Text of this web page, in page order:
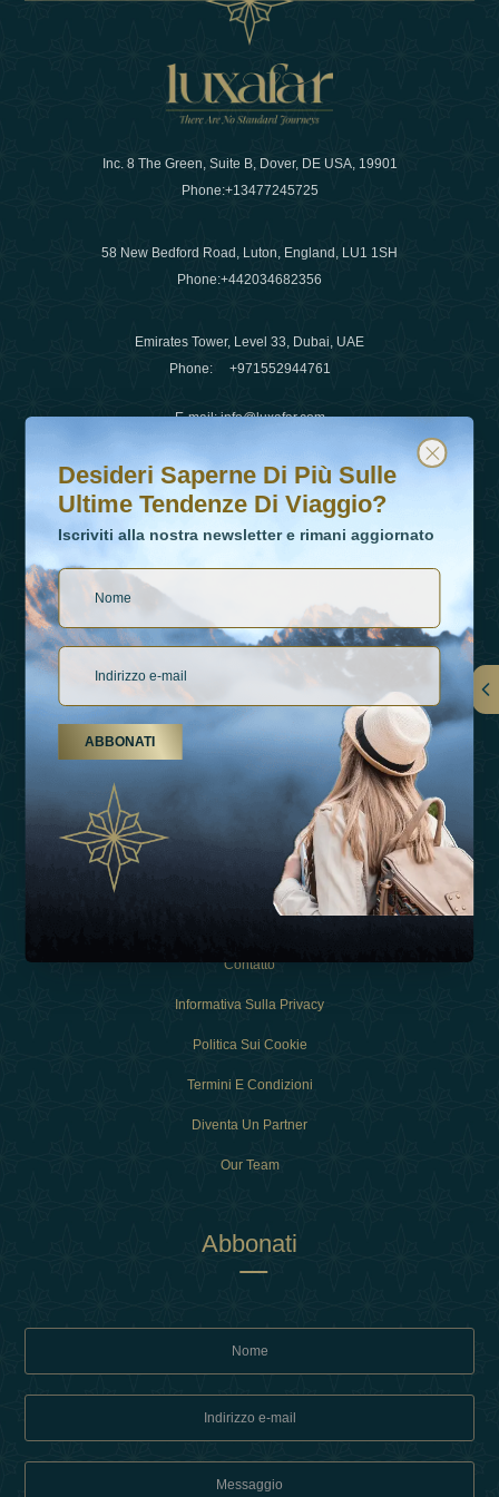
Inc. 8 The Green, Suite B, Dover, DE USA, 19901
Phone:+13477245725
58 New Bedford Road, Luton, England, LU1 1SH
Phone:+442034682356
Emirates Tower, Level 33, Dubai, UAE
Phone: +971552944761
E-mail:info@luxafar.com
WhatsApp No
+442034682356
Collegamenti
Esperienza
Contatto
Informativa Sulla Privacy
Politica Sui Cookie
Termini E Condizioni
Diventa Un Partner
Our Team
Abbonati
Desideri saperne di più sulle ultime tendenze di viaggio?
Iscriviti alla nostra newsletter e rimani aggiornato
Desideri Saperne Di Più Sulle
Ultime Tendenze Di Viaggio?
Iscriviti alla nostra newsletter e rimani aggiornato
ABBONATI